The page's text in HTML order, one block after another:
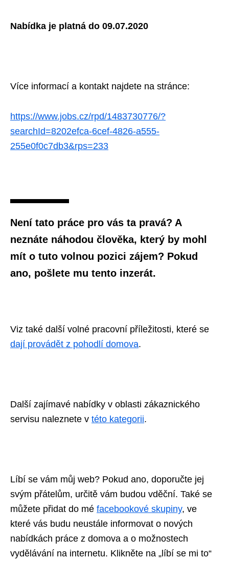
Nabídka je platná do 09.07.2020
Více informací a kontakt najdete na stránce:
https://www.jobs.cz/rpd/1483730776/?
searchId=8202efca-6cef-4826-a555-
255e0f0c7db3&rps=233
Není tato práce pro vás ta pravá? A
neznáte náhodou člověka, který by mohl
mít o tuto volnou pozici zájem? Pokud
ano, pošlete mu tento inzerát.
Viz také další volné pracovní příležitosti, které se
dají provádět z pohodlí domova.
Další zajímavé nabídky v oblasti zákaznického
servisu naleznete v této kategorii.
Líbí se vám můj web? Pokud ano, doporučte jej
svým přátelům, určitě vám budou vděční. Také se
můžete přidat do mé facebookové skupiny, ve
které vás budu neustále informovat o nových
nabídkách práce z domova a o možnostech
vydělávání na internetu. Klikněte na „líbí se mi to“